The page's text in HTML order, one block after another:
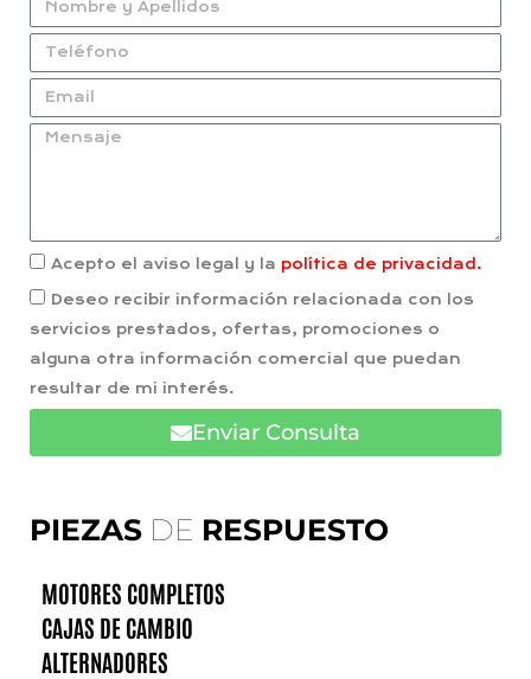
PIEZAS DE RESPUESTO
MOTORES COMPLETOS
CAJAS DE CAMBIO
ALTERNADORES
Acepto el aviso legal y la política de privacidad.
Deseo recibir información relacionada con los
servicios prestados, ofertas, promociones o
alguna otra información comercial que puedan
resultar de mi interés.
Enviar Consulta